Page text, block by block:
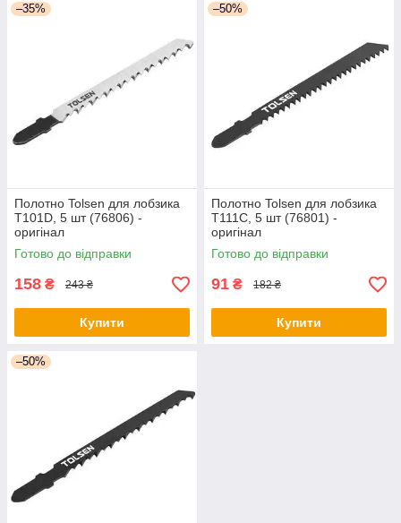
–35%
Полотно Tolsen для лобзика
Т101D, 5 шт (76806) -
оригінал
Готово до відправки
158 ₴ 243 ₴
Купити
–50%
Полотно Tolsen для лобзика
Т111С, 5 шт (76801) -
оригінал
Готово до відправки
91 ₴ 182 ₴
Купити
–50%